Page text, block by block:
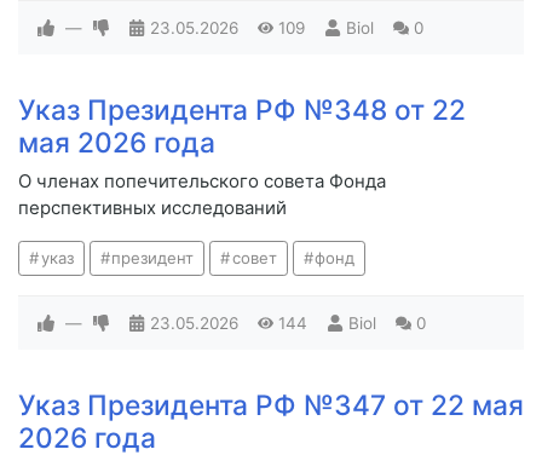
— 23.05.2026 109 Biol 0
Указ Президента РФ №348 от 22
мая 2026 года
О членах попечительского совета Фонда
перспективных исследований
указ президент совет фонд
— 23.05.2026 144 Biol 0
Указ Президента РФ №347 от 22 мая
2026 года